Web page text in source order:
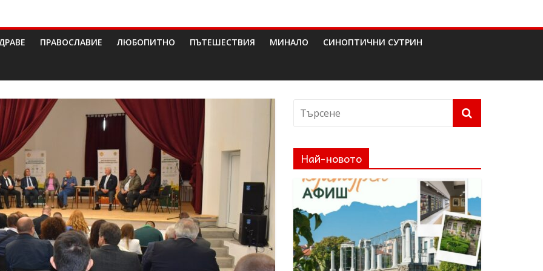
ПРАВОСЛАВИЕ ЛЮБОПИТНО ПЪТЕШЕСТВИЯ МИНАЛО СИНОПТИЧНИ СУТРИН
Най-новото